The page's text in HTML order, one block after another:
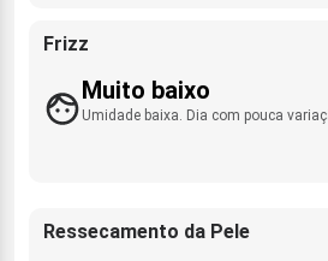
Frizz
Muito baixo
Umidade baixa. Dia com pouca
Ressecamento da Pele